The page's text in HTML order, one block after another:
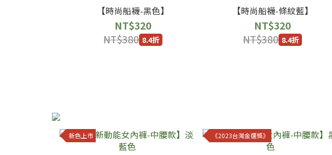
【時尚船襪-黑色】
NT$320
NT$380 8.4折
【時尚船襪-條紋藍】
NT$320
NT$380 8.4折
新色上市 《2023台灣金選獎》